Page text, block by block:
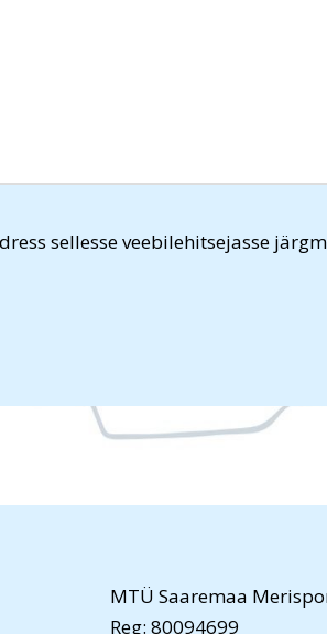
sellesse veebilehitsejasse
MTÜ Saaremaa
Reg: 80094699